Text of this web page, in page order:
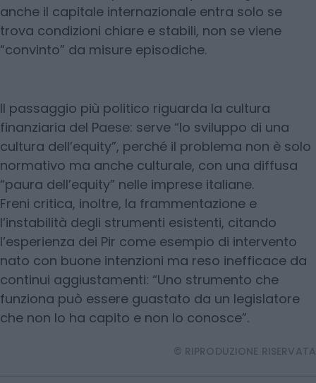
anche il capitale internazionale entra solo se
trova condizioni chiare e stabili, non se viene
“convinto” da misure episodiche.
Il passaggio più politico riguarda la cultura
finanziaria del Paese: serve “lo sviluppo di una
cultura dell’equity”, perché il problema non è solo
normativo ma anche culturale, con una diffusa
“paura dell’equity” nelle imprese italiane.
Freni critica, inoltre, la frammentazione e
l’instabilità degli strumenti esistenti, citando
l’esperienza dei Pir come esempio di intervento
nato con buone intenzioni ma reso inefficace da
continui aggiustamenti: “Uno strumento che
funziona può essere guastato da un legislatore
che non lo ha capito e non lo conosce”.
© RIPRODUZIONE RISERVATA